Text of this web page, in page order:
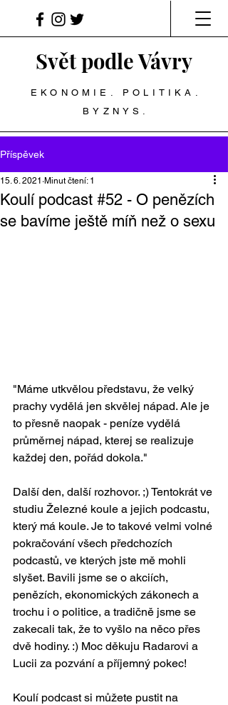
Svět podle Vávry
EKONOMIE. POLITIKA.
BYZNYS.
Příspěvek
Koulí podcast #52 - O penězích
se bavíme ještě míň než o sexu
15. 6. 2021 Minut čtení: 1
"Máme utkvělou představu, že velký
prachy vydělá jen skvělej nápad. Ale je
to přesně naopak - peníze vydělá
průměrnej nápad, kterej se realizuje
každej den, pořád dokola."
Další den, další rozhovor. ;) Tentokrát ve
studiu Železné koule a jejich podcastu,
který má koule. Je to takové velmi volné
pokračování všech předchozích
podcastů, ve kterých jste mě mohli
slyšet. Bavili jsme se o akciích,
penězích, ekonomických zákonech a
trochu i o politice, a tradičně jsme se
zakecali tak, že to vyšlo na něco přes
dvě hodiny. :) Moc děkuju Radarovi a
Lucii za pozvání a příjemný pokec!
Koulí podcast si můžete pustit na